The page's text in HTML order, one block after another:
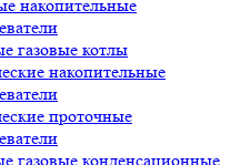
накопительные
газовые котлы
накопительные
проточные
газовые конденсационные